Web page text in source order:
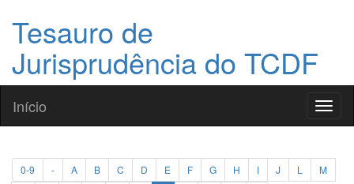
Tesauro de
Jurisprudência do TCDF
Início
0-9 - A B C D E F G H I J L
M